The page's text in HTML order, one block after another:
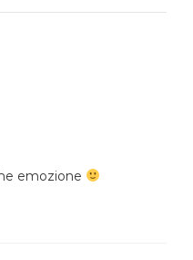
emozione